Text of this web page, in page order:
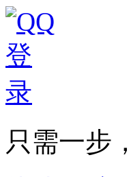
只需一步